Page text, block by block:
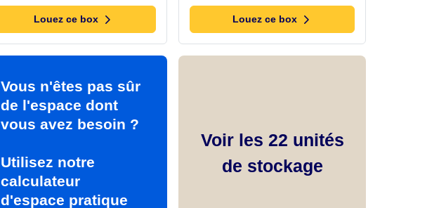
Louez ce box Louez ce box
Vous n'êtes pas sûr
de l'espace dont
vous avez besoin ?
Utilisez notre
calculateur
d'espace pratique
Voir les 22 unités
de stockage